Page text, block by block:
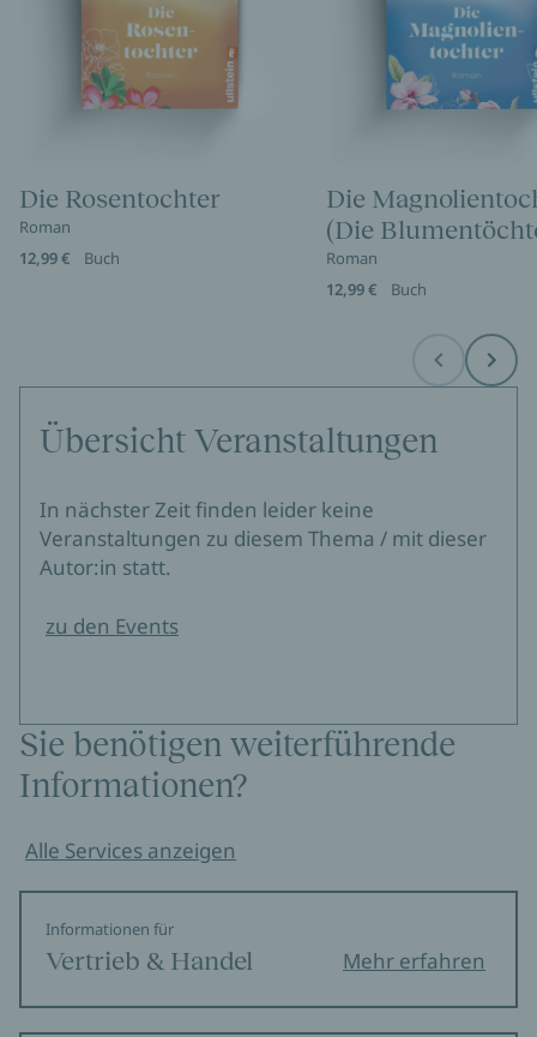
Die Rosentochter
Roman
12,99 €
Buch
Die
(Die
Roman
12,99 €
Buch
Before Next
Übersicht Veranstaltungen
In nächster Zeit finden leider keine
Veranstaltungen zu diesem Thema / mit dieser
Autor:in statt.
zu den Events
Sie benötigen weiterführende
Informationen?
Alle Services anzeigen
Informationen für
Vertrieb & Handel Mehr erfahren